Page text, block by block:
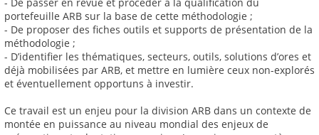
portefeuille ARB sur la base de cette méthodologie ;
- De proposer des fiches outils et supports de présentation de la
méthodologie ;
- D’identifier les thématiques, secteurs, outils, solutions d’ores et
déjà mobilisées par ARB, et mettre en lumière ceux non-explorés
et éventuellement opportuns à investir.
Ce travail est un enjeu pour la division ARB dans un contexte de
montée en puissance au niveau mondial des enjeux de